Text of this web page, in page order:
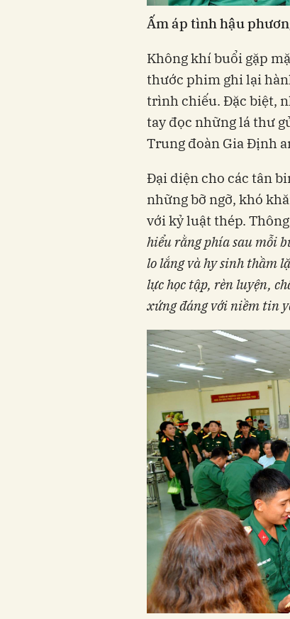
Ấm áp tình hậu
Không khí buổi gặp
thước phim ghi lại
trình chiếu. Đặc biệt,
tay đọc những lá thư
Trung đoàn Gia Định
Đại diện cho các tân
những bỡ ngỡ, khó
với kỷ luật thép.
hiểu rằng phía sau mỗi
lo lắng và hy sinh thầm
lực học tập, rèn luyện,
xứng đáng với niềm tin